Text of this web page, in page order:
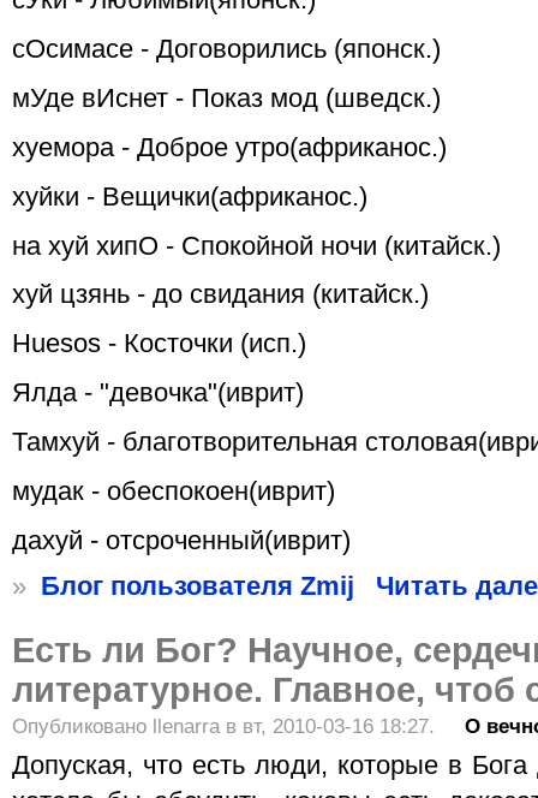
сОсимасе - Договорились (японск.)
мУде вИснет - Показ мод (шведск.)
хуемора - Доброе утро(африканос.)
хуйки - Вещички(африканос.)
на хуй хипО - Спокойной ночи (китайск.)
хуй цзянь - до свидания (китайск.)
Huesos - Косточки (исп.)
Ялда - "девочка"(иврит)
Тамхуй - благотворительная
мудак - обеспокоен(иврит)
дахуй - отсроченный(иврит)
» Блог пользователя Zmij Читать
Есть ли Бог? Научное,
литературное. Главное, чтоб
Опубликовано llenarra в вт, 2010-03-16 18:27. О
Допуская, что есть люди, которые в Бога